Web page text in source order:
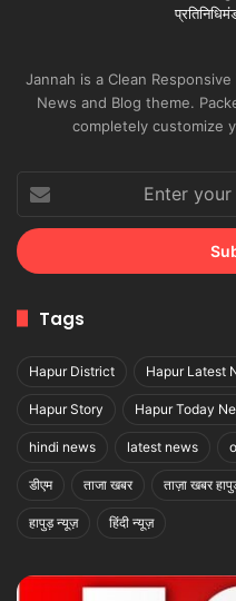
Jannah is a Clean
News and Blog theme.
completely customize
your
Email
address
Tags
Hapur District Hapur Latest
Hapur Story Hapur Today
hindi news latest news
डीएम ताजा खबर ताज़ा खबर
हापुड़ न्यूज़ हिंदी न्यूज़